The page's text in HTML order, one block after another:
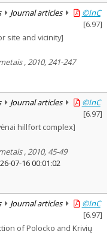
Journal articles
©InC
[6.97]
site and vicinity]
, 2010, 241-247
Journal articles
©InC
[6.97]
hillfort complex]
, 2010, 45-49
07-16 00:01:02
Journal articles
©InC
[6.97]
of Polocko and Krivių